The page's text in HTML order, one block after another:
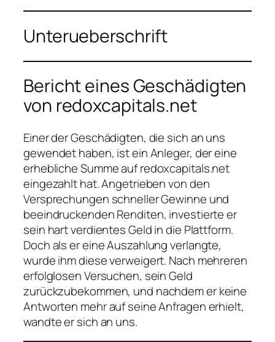
Unterueberschrift
Bericht eines Geschädigten
von redoxcapitals.net
Einer der Geschädigten, die sich an uns
gewendet haben, ist ein Anleger, der eine
erhebliche Summe auf redoxcapitals.net
eingezahlt hat. Angetrieben von den
Versprechungen schneller Gewinne und
beeindruckenden Renditen, investierte er
sein hart verdientes Geld in die Plattform.
Doch als er eine Auszahlung verlangte,
wurde ihm diese verweigert. Nach mehreren
erfolglosen Versuchen, sein Geld
zurückzubekommen, und nachdem er keine
Antworten mehr auf seine Anfragen erhielt,
wandte er sich an uns.